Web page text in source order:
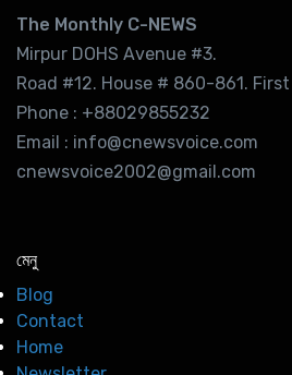
The Monthly C-NEWS
Mirpur DOHS Avenue #3.
Road #12. House # 860-861.
Phone : +88029855232
Email : info@cnewsvoice.com
cnewsvoice2002@gmail.com
মেনু
Blog
Contact
Home